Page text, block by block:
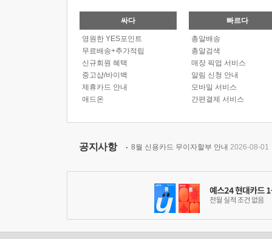
싸다
영원한 YES포인트
무료배송+추가적립
신규회원 혜택
중고샵/바이백
제휴카드 안내
애드온
빠르다
총알배송
총알검색
매장 픽업 서비스
알림 신청 안내
모바일 서비스
간편결제 서비스
공지사항 8월 신용카드 무이자할부 안내 2026-08-01